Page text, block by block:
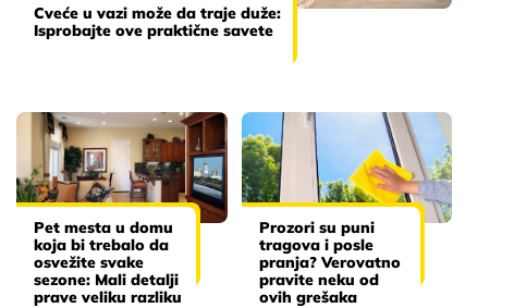
Cveće u vazi može da traje duže:
Isprobajte ove praktične savete
Pet mesta u domu
koja bi trebalo da
osvežite svake
sezone: Mali detalji
prave veliku razliku
Prozori su puni
tragova i posle
pranja? Verovatno
pravite neku od
ovih grešaka